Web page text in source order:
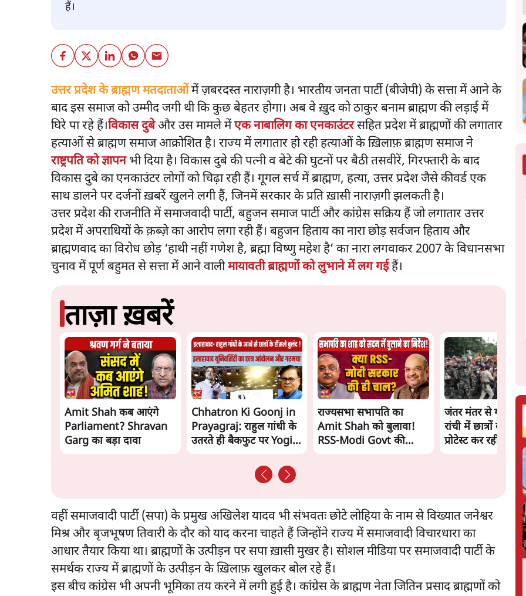
हैं।
उत्तर प्रदेश के ब्राह्मण मतदाताओंमें ज़बरदस्त नाराज़गी है। भारतीय जनता पार्टी (बीजेपी) के सत्ता में आने के
बाद इस समाज को उम्मीद जगी थी कि कुछ बेहतर होगा। अब वे ख़ुद को ठाकुर बनाम ब्राह्मण की लड़ाई में
घिरे पा रहे हैं।विकास दुबेऔर उस मामले मेंएक नाबालिग का एनकाउंटरसहित प्रदेश में ब्राह्मणों की लगातार
हत्याओं से ब्राह्मण समाज आक्रोशित है। राज्य में लगातार हो रही हत्याओं के ख़िलाफ़ ब्राह्मण समाज ने
राष्ट्रपति को ज्ञापनभी दिया है। विकास दुबे की पत्नी व बेटे की घुटनों पर बैठी तसवीरें, गिरफ्तारी के बाद
विकास दुबे का एनकाउंटर लोगों को चिढ़ा रही हैं। गूगल सर्च में ब्राह्मण, हत्या, उत्तर प्रदेश जैसे कीवर्ड एक
साथ डालने पर दर्जनों ख़बरें खुलने लगी हैं, जिनमें सरकार के प्रति ख़ासी नाराज़गी झलकती है।
उत्तर प्रदेश की राजनीति में समाजवादी पार्टी, बहुजन समाज पार्टी और कांग्रेस सक्रिय हैं जो लगातार उत्तर
प्रदेश में अपराधियों के क़ब्ज़े का आरोप लगा रही हैं। बहुजन हिताय का नारा छोड़ सर्वजन हिताय और
ब्राह्मणवाद का विरोध छोड़ ‘हाथी नहीं गणेश है, ब्रह्मा विष्णु महेश है’ का नारा लगवाकर 2007 के विधानसभा
चुनाव में पूर्ण बहुमत से सत्ता में आने वालीमायावती ब्राह्मणों को लुभाने में लग गईहैं।
ताज़ा ख़बरें
Amit Shah कब आएंगे
Parliament? Shravan
Garg का बड़ा दावा
Chhatron Ki Goonj in
Prayagraj: राहुल गांधी के
उतरते ही बैकफुट पर Yogi
राज्यसभा सभापति का
Amit Shah को बुलावा!
RSS-Modi Govt की
Vinod Agnihotri ने इसे
Modi Government और
RSS की संभावित
strategy से जोड़कर बड़ा
सवाल उठाया है।
जंतर मंतर से गायब
रांची में छात्रों के लिए
प्रोटेस्ट कर रही है
वहीं समाजवादी पार्टी (सपा) के प्रमुख अखिलेश यादव भी संभवतः छोटे लोहिया के नाम से विख्यात जनेश्वर
मिश्र और बृजभूषण तिवारी के दौर को याद करना चाहते हैं जिन्होंने राज्य में समाजवादी विचारधारा का
आधार तैयार किया था। ब्राह्मणों के उत्पीड़न पर सपा ख़ासी मुखर है। सोशल मीडिया पर समाजवादी पार्टी के
समर्थक राज्य में ब्राह्मणों के उत्पीड़न के ख़िलाफ़ खुलकर बोल रहे हैं।
इस बीच कांग्रेस भी अपनी भूमिका तय करने में लगी हुई है। कांग्रेस के ब्राह्मण नेता जितिन प्रसाद ब्राह्मणों को